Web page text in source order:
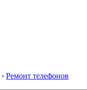
› Ремонт телефонов